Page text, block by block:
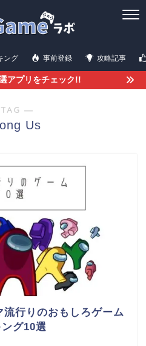
ング 事前登録 攻略記事
アプリをチェック!!
―
Us
流行りのおもしろゲーム
グ10選